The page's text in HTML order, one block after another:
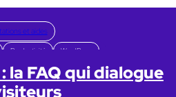
et aides
Productivité WordPress
la FAQ qui dialogue